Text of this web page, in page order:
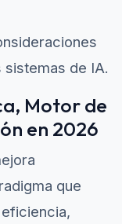
de IA.
Motor de
en 2026
que